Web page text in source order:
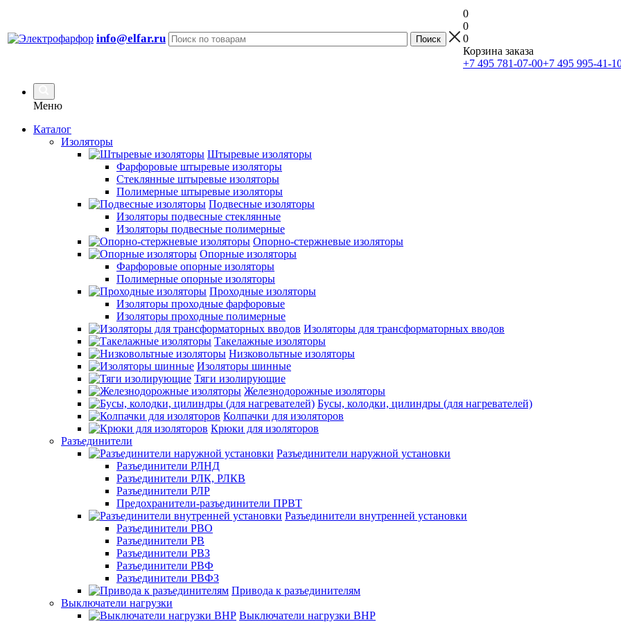
info@elfar.ru
0
0
0
Корзина заказа
+7 495 781-07-00+7 495 995-41-
Меню
Каталог
Изоляторы
Штыревые изоляторы
Фарфоровые штыревые изоляторы
Стеклянные штыревые изоляторы
Полимерные штыревые изоляторы
Подвесные изоляторы
Изоляторы подвесные стеклянные
Изоляторы подвесные полимерные
Опорно-стержневые изоляторы
Опорные изоляторы
Фарфоровые опорные изоляторы
Полимерные опорные изоляторы
Проходные изоляторы
Изоляторы проходные фарфоровые
Изоляторы проходные полимерные
Изоляторы для трансформаторных вводов
Такелажные изоляторы
Низковольтные изоляторы
Изоляторы шинные
Тяги изолирующие
Железнодорожные изоляторы
Бусы, колодки, цилиндры (для нагревателей)
Колпачки для изоляторов
Крюки для изоляторов
Разъединители
Разъединители наружной установки
Разъединители РЛНД
Разъединители РЛК, РЛКВ
Разъединители РЛР
Предохранители-разъединители ПРВТ
Разъединители внутренней установки
Разъединители РВО
Разъединители РВ
Разъединители РВЗ
Разъединители РВФ
Разъединители РВФЗ
Привода к разъединителям
Выключатели нагрузки
Выключатели нагрузки ВНР